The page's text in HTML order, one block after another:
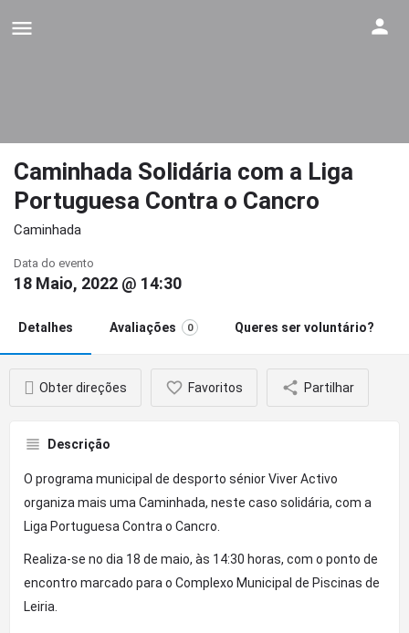
Caminhada Solidária com a Liga
Portuguesa Contra o Cancro
Caminhada
Data do evento
18 Maio, 2022 @ 14:30
Detalhes Avaliações 0 Queres ser voluntário?
Obter direções Favoritos Partilhar
Descrição
O programa municipal de desporto sénior Viver Activo
organiza mais uma Caminhada, neste caso solidária, com a
Liga Portuguesa Contra o Cancro.
Realiza-se no dia 18 de maio, às 14:30 horas, com o ponto de
encontro marcado para o Complexo Municipal de Piscinas de
Leiria.